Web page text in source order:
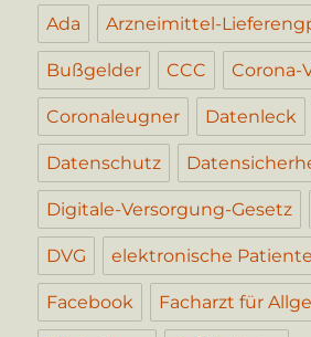
Ada Arzneimittel-
Bußgelder CCC Corona-
Coronaleugner Datenleck
Datenschutz
Digitale-Versorgung-Gesetz
DVG elektronische
Facebook Facharzt für